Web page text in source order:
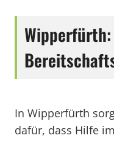
In Wipperfürth
dafür, dass Hilfe